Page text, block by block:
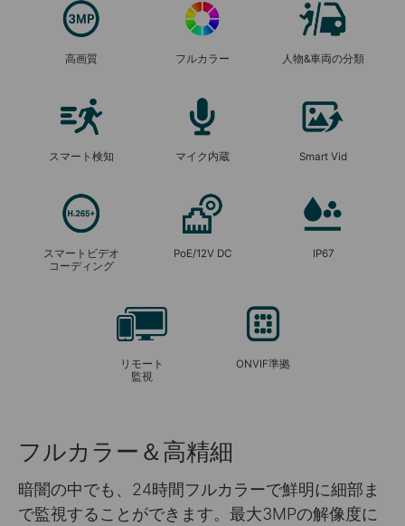
高画質 フルカラー 人物&車両の分類
スマート検知 マイク内蔵 Smart Vid
スマートビデオ
コーディング
PoE/12V DC IP67
リモート
監視
ONVIF準拠
フルカラー＆高精細
暗闇の中でも、24時間フルカラーで鮮明に細部ま
で監視することができます。最大3MPの解像度に